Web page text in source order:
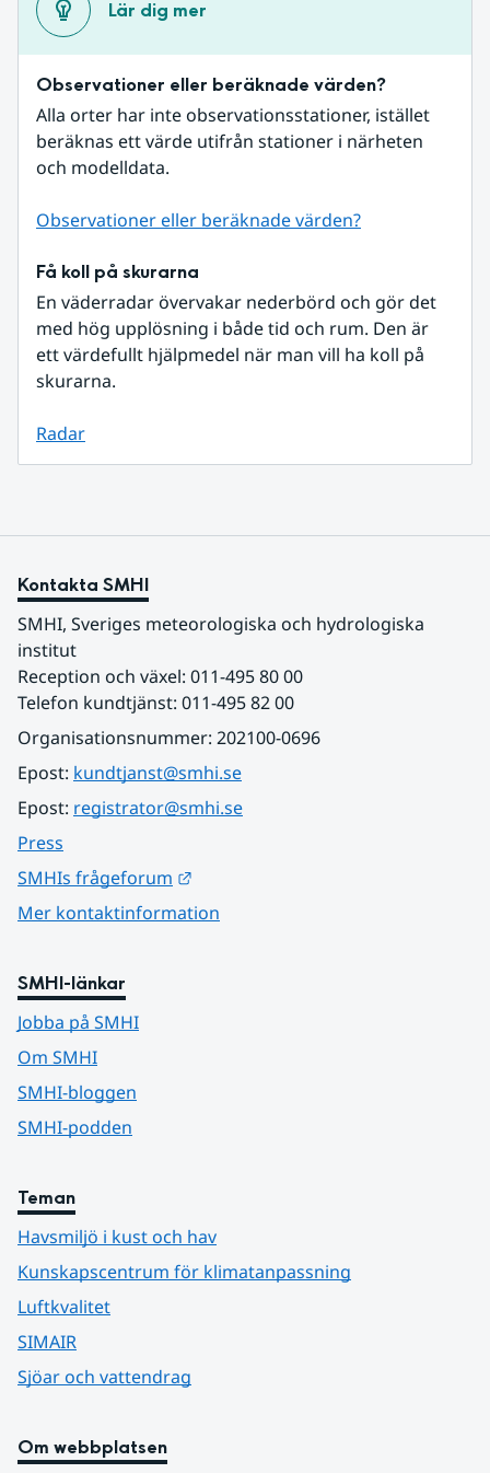
Lär dig mer
Observationer eller beräknade värden?
Alla orter har inte observationsstationer, istället
beräknas ett värde utifrån stationer i närheten
och modelldata.
Observationer eller beräknade värden?
Få koll på skurarna
En väderradar övervakar nederbörd och gör det
med hög upplösning i både tid och rum. Den är
ett värdefullt hjälpmedel när man vill ha koll på
skurarna.
Radar
Kontakta SMHI
SMHI, Sveriges meteorologiska och hydrologiska
institut
Reception och växel: 011-495 80 00
Telefon kundtjänst: 011-495 82 00
Organisationsnummer: 202100-0696
Epost: kundtjanst@smhi.se
Epost: registrator@smhi.se
Press
SMHIs frågeforum
Mer kontaktinformation
SMHI-länkar
Jobba på SMHI
Om SMHI
SMHI-bloggen
SMHI-podden
Teman
Havsmiljö i kust och hav
Kunskapscentrum för klimatanpassning
Luftkvalitet
SIMAIR
Sjöar och vattendrag
Om webbplatsen